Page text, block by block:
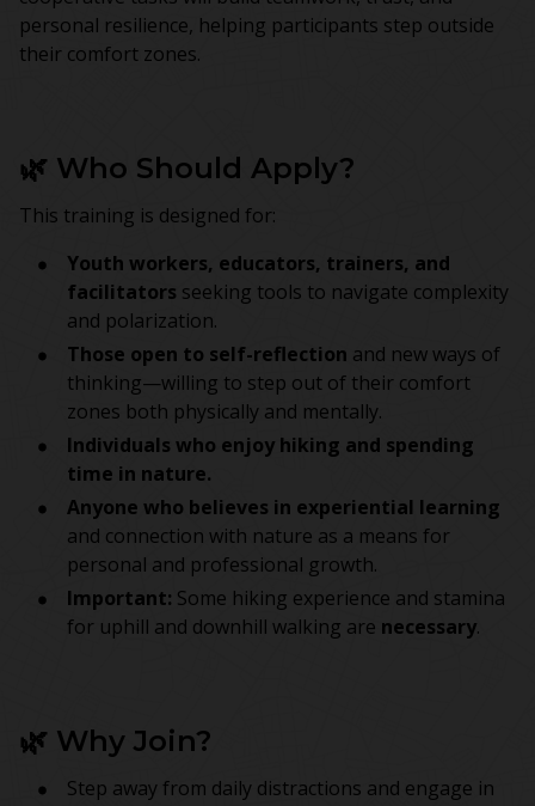
personal resilience, helping participants step outside
their comfort zones.
🌿 Who Should Apply?
This training is designed for:
Youth workers, educators, trainers, and
facilitators seeking tools to navigate complexity
and polarization.
Those open to self-reflection and new ways of
thinking—willing to step out of their comfort
zones both physically and mentally.
Individuals who enjoy hiking and spending
time in nature.
Anyone who believes in experiential learning
and connection with nature as a means for
personal and professional growth.
Important: Some hiking experience and stamina
for uphill and downhill walking are necessary.
🌿 Why Join?
Step away from daily distractions and engage in